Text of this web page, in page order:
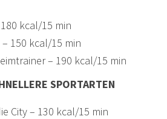
kcal/15 min
150 kcal/15 min
– 190 kcal/15 min
SPORTARTEN
City – 130 kcal/15 min